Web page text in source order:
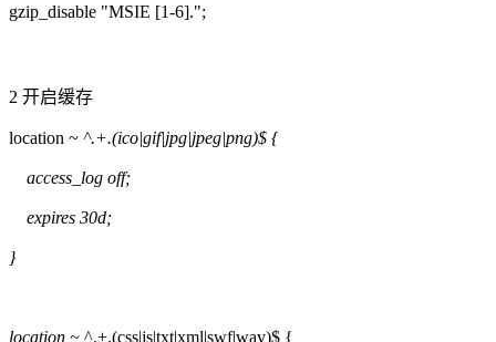
gzip_disable "MSIE [1-6].";
2 开启缓存
location ~ ^.+.(ico|gif|jpg|jpeg|png)$ {
access_log off;
expires 30d;
}
location ~ ^.+.(css|js|txt|xml|swf|wav)$ {